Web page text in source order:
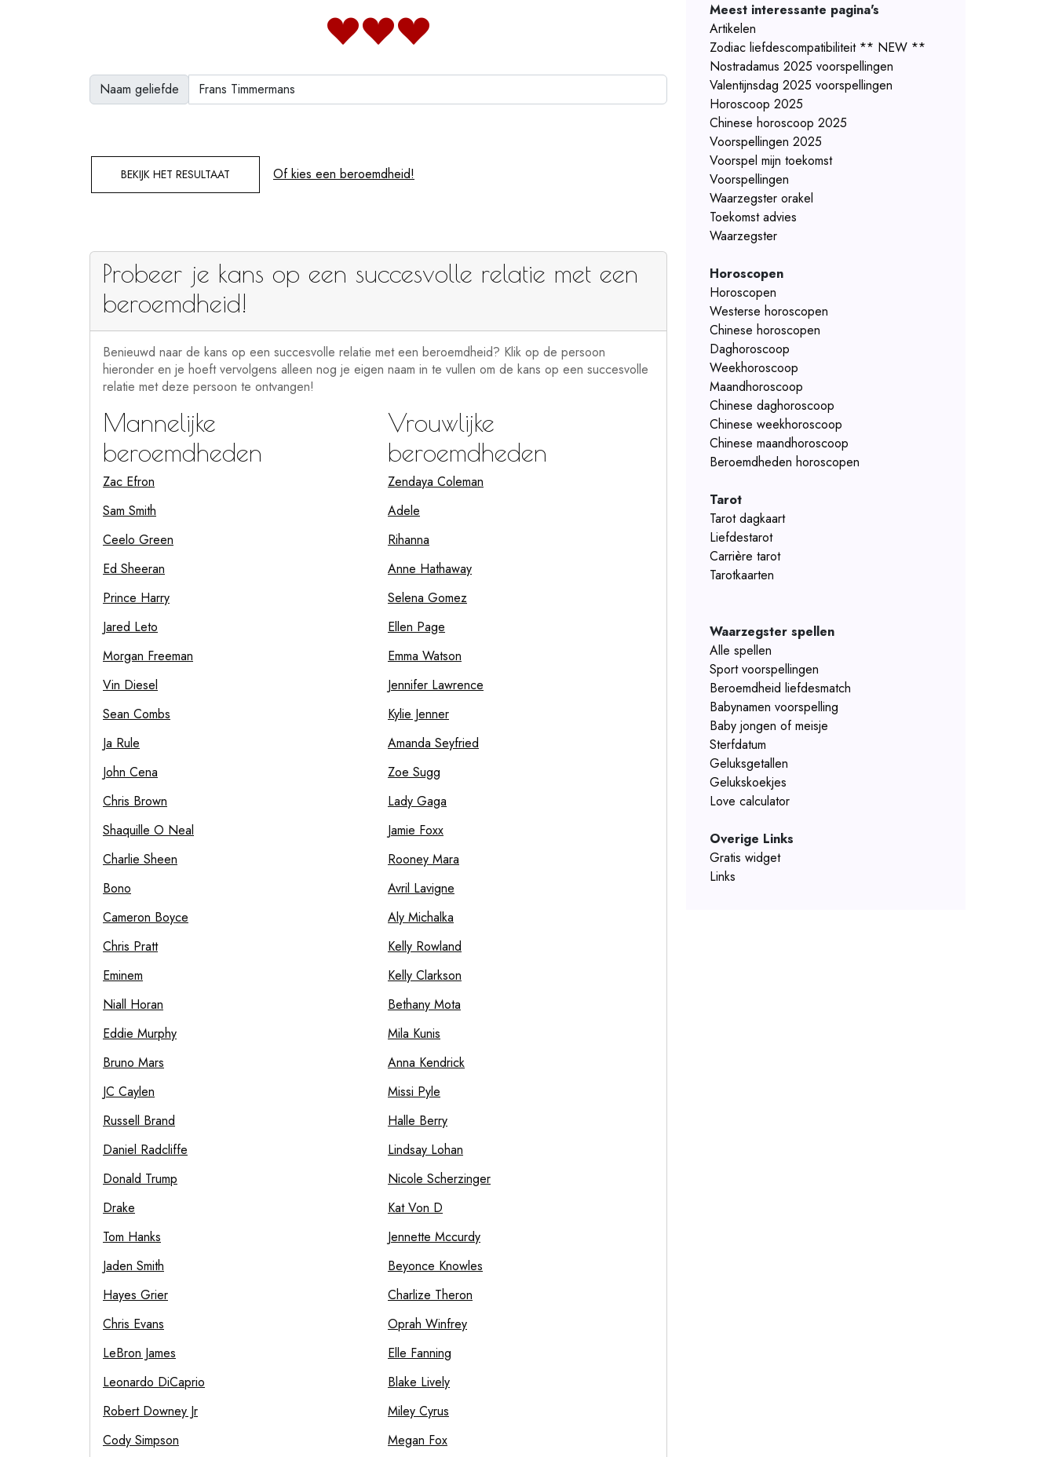
Naam geliefde
BEKIJK HET RESULTAAT Of kies een beroemdheid!
Probeer je kans op een succesvolle relatie met een
beroemdheid!
Benieuwd naar de kans op een succesvolle relatie met een beroemdheid? Klik op de persoon
hieronder en je hoeft vervolgens alleen nog je eigen naam in te vullen om de kans op een succesvolle
relatie met deze persoon te ontvangen!
Mannelijke
beroemdheden
Zac Efron
Sam Smith
Ceelo Green
Ed Sheeran
Prince Harry
Jared Leto
Morgan Freeman
Vin Diesel
Sean Combs
Ja Rule
John Cena
Chris Brown
Shaquille O Neal
Charlie Sheen
Bono
Cameron Boyce
Chris Pratt
Eminem
Niall Horan
Eddie Murphy
Bruno Mars
JC Caylen
Russell Brand
Daniel Radcliffe
Donald Trump
Drake
Tom Hanks
Jaden Smith
Hayes Grier
Chris Evans
LeBron James
Leonardo DiCaprio
Robert Downey Jr
Cody Simpson
Vrouwlijke
beroemdheden
Zendaya Coleman
Adele
Rihanna
Anne Hathaway
Selena Gomez
Ellen Page
Emma Watson
Jennifer Lawrence
Kylie Jenner
Amanda Seyfried
Zoe Sugg
Lady Gaga
Jamie Foxx
Rooney Mara
Avril Lavigne
Aly Michalka
Kelly Rowland
Kelly Clarkson
Bethany Mota
Mila Kunis
Anna Kendrick
Missi Pyle
Halle Berry
Lindsay Lohan
Nicole Scherzinger
Kat Von D
Jennette Mccurdy
Beyonce Knowles
Charlize Theron
Oprah Winfrey
Elle Fanning
Blake Lively
Miley Cyrus
Megan Fox
Meest interessante pagina's
Artikelen
Zodiac liefdescompatibiliteit ** NEW **
Nostradamus 2025 voorspellingen
Valentijnsdag 2025 voorspellingen
Horoscoop 2025
Chinese horoscoop 2025
Voorspellingen 2025
Voorspel mijn toekomst
Voorspellingen
Waarzegster orakel
Toekomst advies
Waarzegster
Horoscopen
Horoscopen
Westerse horoscopen
Chinese horoscopen
Daghoroscoop
Weekhoroscoop
Maandhoroscoop
Chinese daghoroscoop
Chinese weekhoroscoop
Chinese maandhoroscoop
Beroemdheden horoscopen
Tarot
Tarot dagkaart
Liefdestarot
Carrière tarot
Tarotkaarten
Waarzegster spellen
Alle spellen
Sport voorspellingen
Beroemdheid liefdesmatch
Babynamen voorspelling
Baby jongen of meisje
Sterfdatum
Geluksgetallen
Gelukskoekjes
Love calculator
Overige Links
Gratis widget
Links